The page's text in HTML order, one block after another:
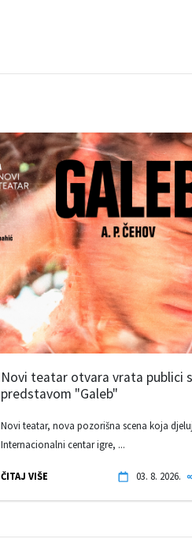
Novi teatar otvara vrata publici
predstavom "Galeb"
Novi teatar, nova pozorišna scena koja
Internacionalni centar igre, ...
ČITAJ VIŠE 03. 8. 2026.